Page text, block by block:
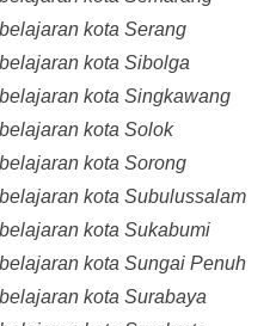
kota Serang
kota Sibolga
kota Singkawang
kota Solok
kota Sorong
kota Subulussalam
kota Sukabumi
kota Sungai Penuh
kota Surabaya